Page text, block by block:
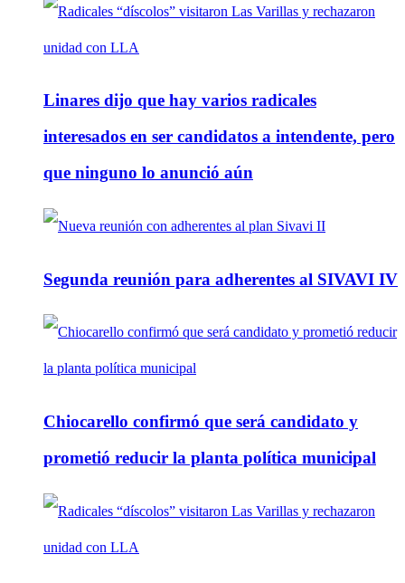
Linares dijo que hay varios radicales
interesados en ser candidatos a intendente, pero
que ninguno lo anunció aún
Segunda reunión para adherentes al SIVAVI IV
Chiocarello confirmó que será candidato y
prometió reducir la planta política municipal